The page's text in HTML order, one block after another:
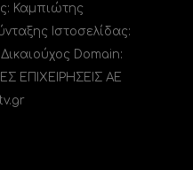
Καμπιώτης
Ιστοσελίδας:
Domain:
ΕΠΙΧΕΙΡΗΣΕΙΣ ΑΕ